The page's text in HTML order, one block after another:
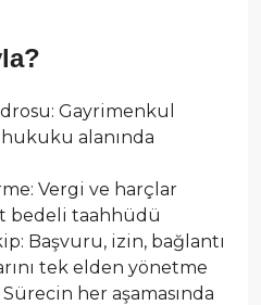
Gayrimenkul
alanında
Vergi ve harçlar
bedeli taahhüdü
Başvuru, izin, bağlantı
tek elden yönetme
her aşamasında